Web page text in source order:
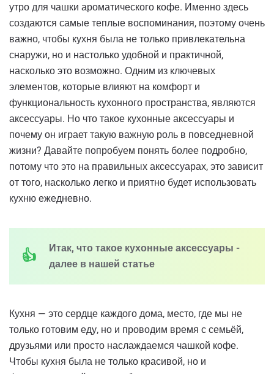
утро для чашки ароматического кофе. Именно здесь
создаются самые теплые воспоминания, поэтому очень
важно, чтобы кухня была не только привлекательна
снаружи, но и настолько удобной и практичной,
насколько это возможно. Одним из ключевых
элементов, которые влияют на комфорт и
функциональность кухонного пространства, являются
аксессуары. Но что такое кухонные аксессуары и
почему он играет такую ​​важную роль в повседневной
жизни? Давайте попробуем понять более подробно,
потому что это на правильных аксессуарах, это зависит
от того, насколько легко и приятно будет использовать
кухню ежедневно.
Итак, что такое кухонные аксессуары -
далее в нашей статье
Кухня — это сердце каждого дома, место, где мы не
только готовим еду, но и проводим время с семьёй,
друзьями или просто наслаждаемся чашкой кофе.
Чтобы кухня была не только красивой, но и